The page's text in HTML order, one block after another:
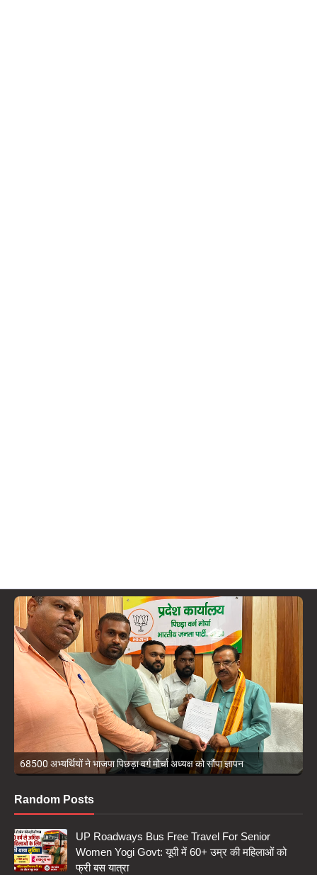
UP Roadways Bus Free Travel For Senior Women Yogi Govt: यूपी में
60+ उम्र की महिलाओं को फ्री बस यात्रा
Random Posts
UP Roadways Bus Free Travel For Senior
Women Yogi Govt: यूपी में 60+ उम्र की महिलाओं को
फ्री बस यात्रा